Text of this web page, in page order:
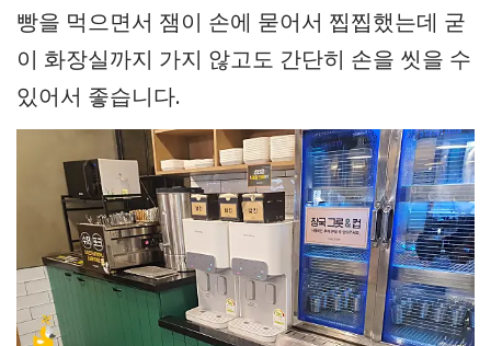
빵을 먹으면서 잼이 손에 묻어서 찝찝했는데 굳
이 화장실까지 가지 않고도 간단히 손을 씻을 수
있어서 좋습니다.